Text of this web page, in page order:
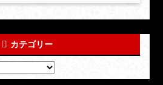
カテゴリー